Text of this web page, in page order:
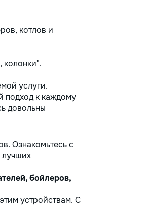
котлов и
колонки".
услуги.
подход к каждому
довольны
Ознакомьтесь с
лучших
бойлеров,
устройствам. С